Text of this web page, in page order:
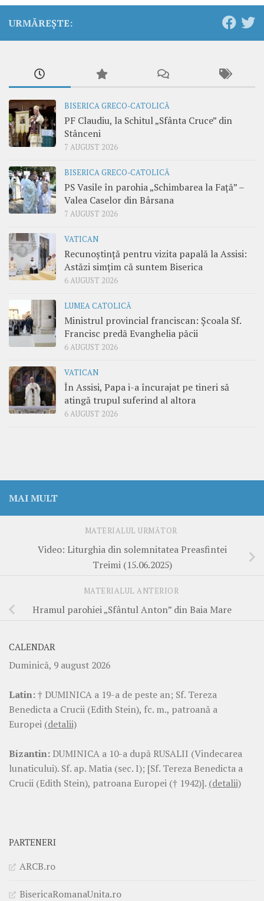
URMĂREȘTE:
BISERICA GRECO-CATOLICĂ
PF Claudiu, la Schitul „Sfânta Cruce” din
Stânceni
7 AUGUST 2026
BISERICA GRECO-CATOLICĂ
PS Vasile în parohia „Schimbarea la Față” –
Valea Caselor din Bârsana
7 AUGUST 2026
VATICAN
Recunoștință pentru vizita papală la Assisi:
Astăzi simțim că suntem Biserica
6 AUGUST 2026
LUMEA CATOLICĂ
Ministrul provincial franciscan: Școala Sf.
Francisc predă Evanghelia păcii
6 AUGUST 2026
VATICAN
În Assisi, Papa i-a încurajat pe tineri să
atingă trupul suferind al altora
6 AUGUST 2026
MAI MULT
MATERIALUL URMĂTOR
Video: Liturghia din solemnitatea Preasfintei
Treimi (15.06.2025)
MATERIALUL ANTERIOR
Hramul parohiei „Sfântul Anton” din Baia Mare
CALENDAR
Duminică, 9 august 2026
Latin:† DUMINICA a 19-a de peste an; Sf. Tereza
Benedicta a Crucii (Edith Stein), fc. m., patroană a
Europei (detalii)
Bizantin: DUMINICA a 10-a după RUSALII (Vindecarea
lunaticului). Sf. ap. Matia (sec. I); [Sf. Tereza Benedicta a
Crucii (Edith Stein), patroana Europei († 1942)]. (detalii)
PARTENERI
ARCB.ro
BisericaRomanaUnita.ro